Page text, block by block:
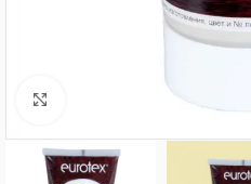
Нажмите, чтобы увеличить